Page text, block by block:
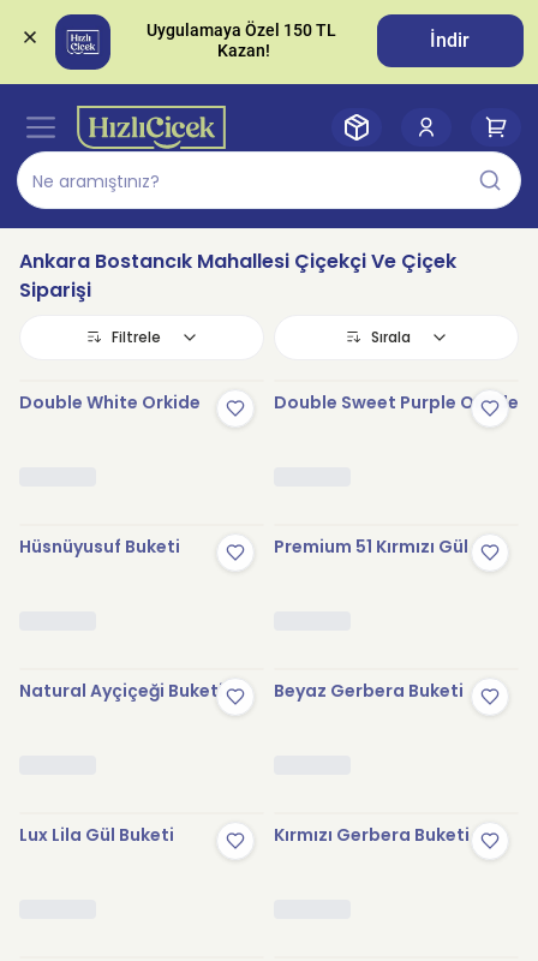
Uygulamaya Özel 150 TL
İndir
Ankara Bostancık Mahallesi Çiçekçi Ve Çiçek
Siparişi
Filtrele Sırala
Double White Orkide Double Sweet Purple Orkide
Hüsnüyusuf Buketi Premium 51 Kırmızı Gül
Natural Ayçiçeği Buketi Beyaz Gerbera Buketi
Lux Lila Gül Buketi Kırmızı Gerbera Buketi